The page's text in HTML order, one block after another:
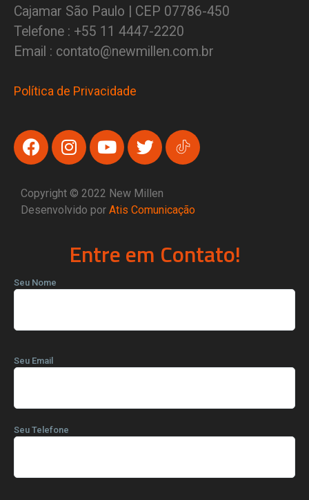
Cajamar São Paulo | CEP 07786-450
Telefone : +55 11 4447-2220
Email : contato@newmillen.com.br
Política de Privacidade
Copyright © 2022 New Millen
Desenvolvido por Atis Comunicação
Entre em Contato!
Seu Nome
Seu Email
Seu Telefone